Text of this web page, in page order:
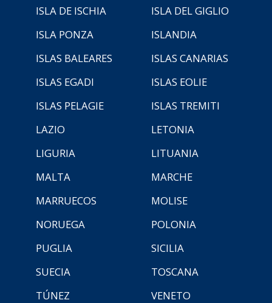
ISLA DE ISCHIA
ISLA DEL GIGLIO
ISLA PONZA
ISLANDIA
ISLAS BALEARES
ISLAS CANARIAS
ISLAS EGADI
ISLAS EOLIE
ISLAS PELAGIE
ISLAS TREMITI
LAZIO
LETONIA
LIGURIA
LITUANIA
MALTA
MARCHE
MARRUECOS
MOLISE
NORUEGA
POLONIA
PUGLIA
SICILIA
SUECIA
TOSCANA
TÚNEZ
VENETO